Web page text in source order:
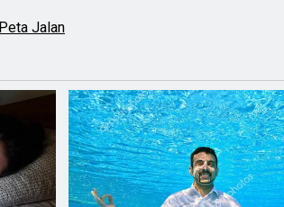
Peta Jalan